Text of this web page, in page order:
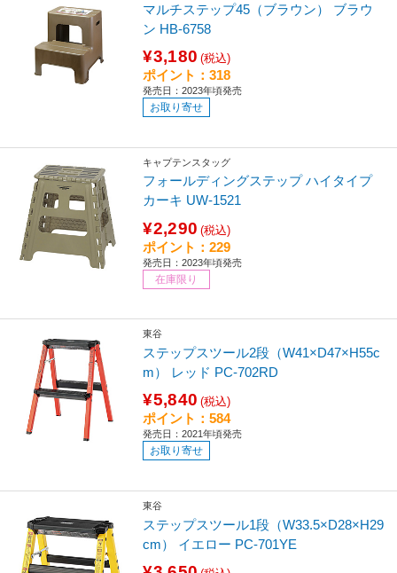
マルチステップ45（ブラウン） ブラウ
ン HB-6758
¥3,180 (税込)
ポイント：318
発売日：2023年頃発売
お取り寄せ
キャプテンスタッグ
フォールディングステップ ハイタイプ
カーキ UW-1521
¥2,290 (税込)
ポイント：229
発売日：2023年頃発売
在庫限り
東谷
ステップスツール2段（W41×D47×H55c
m） レッド PC-702RD
¥5,840 (税込)
ポイント：584
発売日：2021年頃発売
お取り寄せ
東谷
ステップスツール1段（W33.5×D28×H29
cm） イエロー PC-701YE